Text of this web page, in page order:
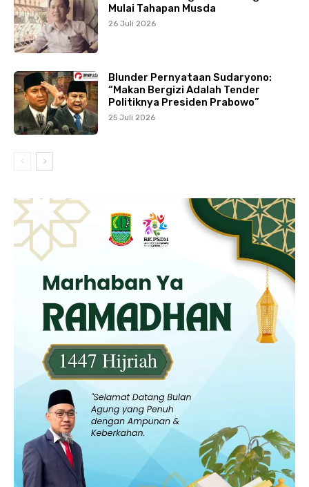
Mulai Tahapan Musda
26 Juli 2026
Blunder Pernyataan Sudaryono:
“Makan Bergizi Adalah Tender
Politiknya Presiden Prabowo”
25 Juli 2026